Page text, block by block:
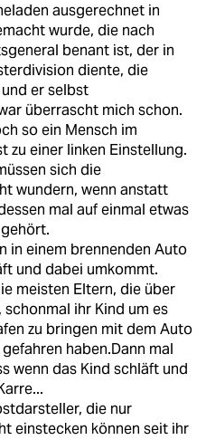
ausgerechnet in
wurde, die nach
benant ist, der in
diente, die
er selbst
überrascht mich schon.
so ein Mensch im
zu einer linken Einstellung.
sich die
wundern, wenn anstatt
mal auf einmal etwas
in einem brennenden Auto
und dabei umkommt.
meisten Eltern, die über
ihr Kind um es
zu bringen mit dem Auto
haben.Dann mal
wenn das Kind schläft und
die nur
einstecken können seit ihr